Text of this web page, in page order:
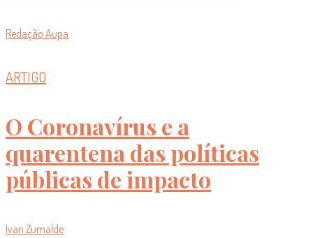
Redação Aupa
ARTIGO
O Coronavírus e a
quarentena das políticas
públicas de impacto
Ivan Zumalde